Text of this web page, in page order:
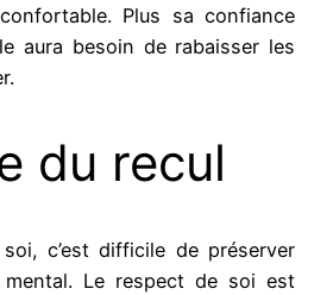
Plus sa confiance
aura besoin de rabaisser les
du recul
c’est difficile de préserver
Le respect de soi est